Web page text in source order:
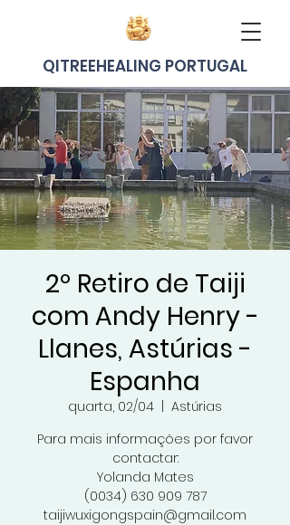
QITREEHEALING PORTUGAL
2º Retiro de Taiji
com Andy Henry -
Llanes, Astúrias -
Espanha
quarta, 02/04
Astúrias
Para mais informações por favor
contactar:
Yolanda Mates
(0034) 630 909 787
taijiwuxigongspain@gmail.com